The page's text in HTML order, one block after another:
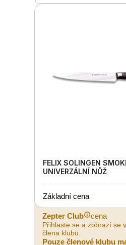
FELIX SOLINGEN
UNIVERZÁLNÍ NŮŽ
Základní cena
Zepter Club cena
Přihlaste se a zobrazí se
člena klubu.
Pouze členové klubu